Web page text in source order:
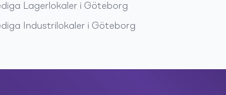
Lagerlokaler i Göteborg
Industrilokaler i Göteborg